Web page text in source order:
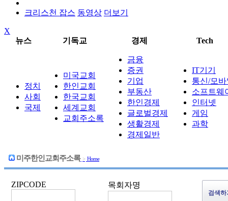
크리스천 잡스 동영상 더보기
X
뉴스
기독교 경제 Tech
정치
사회
국제
미국교회
한인교회
한국교회
세계교회
교회주소록
금융
증권
기업
부동산
한인경제
글로벌경제
생활경제
경제일반
IT기기
통신/모
소프트웨
인터넷
게임
과학
미주한인교회주소록 > Home
ZIPCODE 목회자명